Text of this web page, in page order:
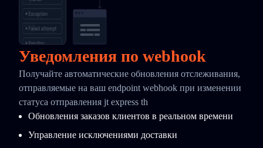
Уведомления по webhook
Получайте автоматические обновления отслеживания,
отправляемые на ваш endpoint webhook при изменении
статуса отправления jt express th
Обновления заказов клиентов в реальном времени
Управление исключениями доставки